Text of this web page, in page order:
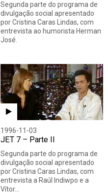
Segunda parte do programa de
divulgação social apresentado
por Cristina Caras Lindas, com
entrevista ao humorista Herman
José.
1996-11-03
JET 7 – Parte II
Segunda parte do programa de
divulgação social apresentado
por Cristina Caras Lindas, com
entrevista a Raúl Indiwpo e a
Vítor…